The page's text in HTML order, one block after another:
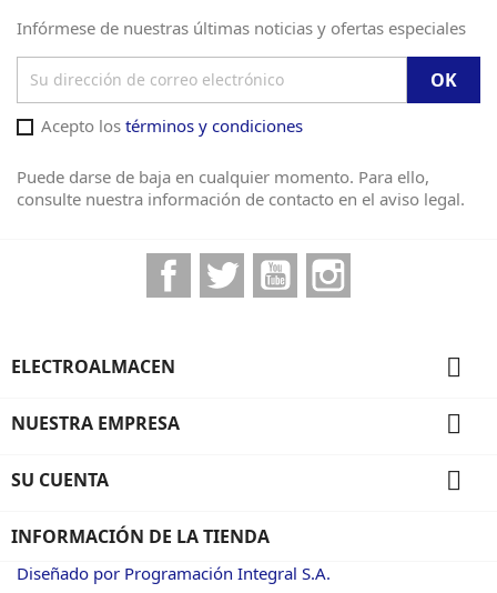
Infórmese de nuestras últimas noticias y ofertas especiales
Acepto los términos y condiciones
Puede darse de baja en cualquier momento. Para ello,
consulte nuestra información de contacto en el aviso legal.
FacebookTwitter YouTube
ELECTROALMACEN 
NUESTRA EMPRESA 
SU CUENTA 
INFORMACIÓN DE LA TIENDA
Diseñado por Programación Integral S.A.